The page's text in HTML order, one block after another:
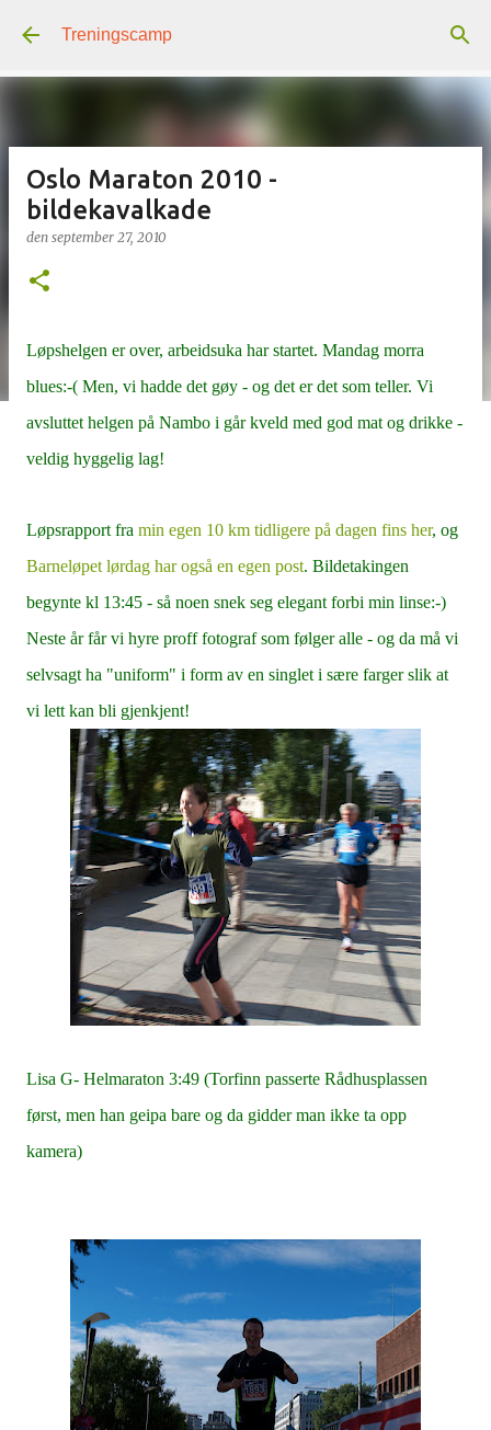
Gå til hovedinnhold
Treningscamp
Oslo Maraton 2010 -
bildekavalkade
den september 27, 2010
Løpshelgen er over, arbeidsuka har startet. Mandag morra
blues:-( Men, vi hadde det gøy - og det er det som teller. Vi
avsluttet helgen på Nambo i går kveld med god mat og drikke -
veldig hyggelig lag!
Løpsrapport fra min egen 10 km tidligere på dagen fins her, og
Barneløpet lørdag har også en egen post. Bildetakingen
begynte kl 13:45 - så noen snek seg elegant forbi min linse:-)
Neste år får vi hyre proff fotograf som følger alle - og da må vi
selvsagt ha "uniform" i form av en singlet i sære farger slik at
vi lett kan bli gjenkjent!
Lisa G- Helmaraton 3:49 (Torfinn passerte Rådhusplassen
først, men han geipa bare og da gidder man ikke ta opp
kamera)